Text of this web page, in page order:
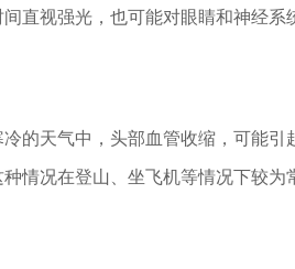
直视强光，也可能对眼睛和神经系
的天气中，头部血管收缩，可能引
情况在登山、坐飞机等情况下较为